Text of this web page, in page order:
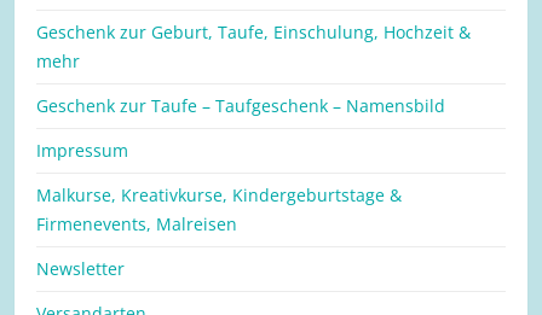
Geschenk zur Geburt, Taufe, Einschulung, Hochzeit &
mehr
Geschenk zur Taufe – Taufgeschenk – Namensbild
Impressum
Malkurse, Kreativkurse, Kindergeburtstage &
Firmenevents, Malreisen
Newsletter